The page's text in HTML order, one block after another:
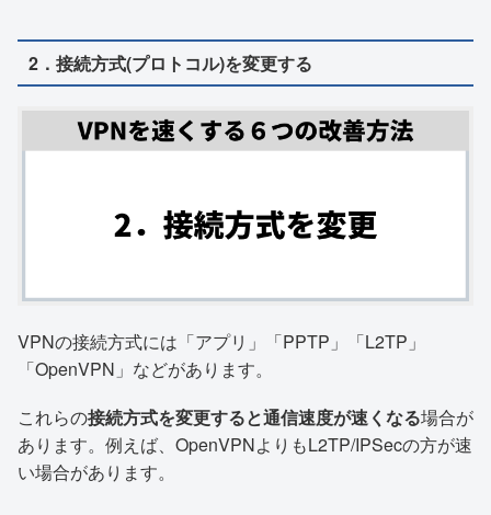
2．接続方式(プロトコル)を変更する
VPNの接続方式には「アプリ」「PPTP」「L2TP」
「OpenVPN」などがあります。
これらの接続方式を変更すると通信速度が速くなる場合が
あります。例えば、OpenVPNよりもL2TP/IPSecの方が速
い場合があります。